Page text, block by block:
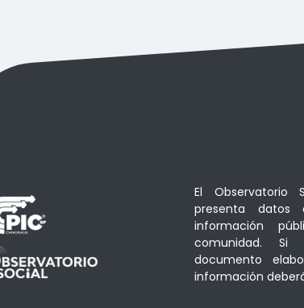
El Observatorio
presenta datos
información
comunidad.
documento
información